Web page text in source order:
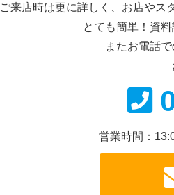
ご来店時は更に詳しく、お店やス
とても簡単！資
またお電話
営業時間：